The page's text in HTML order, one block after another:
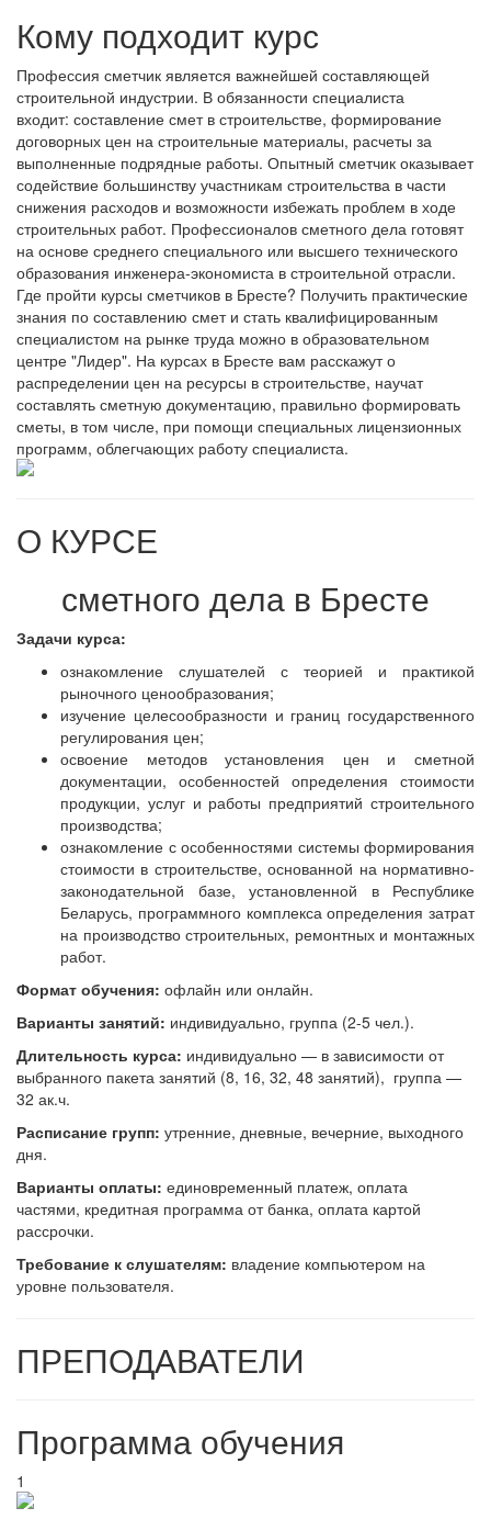
Кому подходит курс
Профессия сметчик является важнейшей составляющей
строительной индустрии. В обязанности специалиста
входит: составление смет в строительстве, формирование
договорных цен на строительные материалы, расчеты за
выполненные подрядные работы. Опытный сметчик оказывает
содействие большинству участникам строительства в части
снижения расходов и возможности избежать проблем в ходе
строительных работ. Профессионалов сметного дела готовят
на основе среднего специального или высшего технического
образования инженера-экономиста в строительной отрасли.
Где пройти курсы сметчиков в Бресте? Получить практические
знания по составлению смет и стать квалифицированным
специалистом на рынке труда можно в образовательном
центре "Лидер". На курсах в Бресте вам расскажут о
распределении цен на ресурсы в строительстве, научат
составлять сметную документацию, правильно формировать
сметы, в том числе, при помощи специальных лицензионных
программ, облегчающих работу специалиста.
О КУРСЕ
сметного дела в Бресте
Задачи курса:
ознакомление слушателей с теорией и практикой
рыночного ценообразования;
изучение целесообразности и границ государственного
регулирования цен;
освоение методов установления цен и сметной
документации, особенностей определения стоимости
продукции, услуг и работы предприятий строительного
производства;
ознакомление с особенностями системы формирования
стоимости в строительстве, основанной на нормативно-
законодательной базе, установленной в Республике
Беларусь, программного комплекса определения затрат
на производство строительных, ремонтных и монтажных
работ.
Формат обучения: офлайн или онлайн.
Варианты занятий: индивидуально, группа (2-5 чел.).
Длительность курса: индивидуально — в зависимости от
выбранного пакета занятий (8, 16, 32, 48 занятий), группа —
32 ак.ч.
Расписание групп: утренние, дневные, вечерние, выходного
дня.
Варианты оплаты: единовременный платеж, оплата
частями, кредитная программа от банка, оплата картой
рассрочки.
Требование к слушателям: владение компьютером на
уровне пользователя.
ПРЕПОДАВАТЕЛИ
Программа обучения
1